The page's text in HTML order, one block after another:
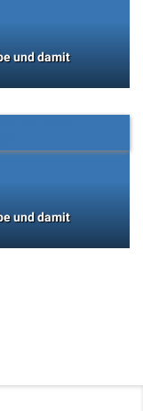
und damit
und damit